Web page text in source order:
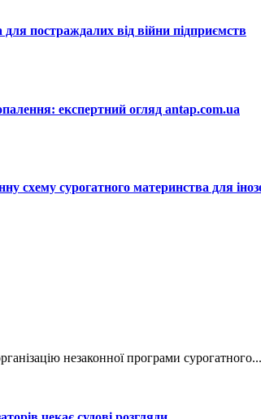
постраждалих від війни підприємств
експертний огляд antap.com.ua
схему сурогатного материнства для
незаконної програми сурогатного...